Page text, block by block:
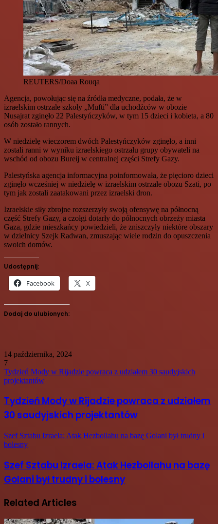
REUTERS/Doaa Rouqa
Agencja, powołując się na źródła medyczne, podała, że w
izraelskim ostrzale szkoły „Mufti” dla uchodźców w obozie
Nusajrat zginęło 22 Palestyńczyków, w tym 15 dzieci i kobieta, a 80
osób zostało rannych.
W niedzielę wieczorem dwóch Palestyńczyków zginęło, a inni
zostali ranni w wyniku izraelskiego ostrzału grupy obywateli na
wschód od obozu Bureij w centralnej części Strefy Gazy.
Palestyńska agencja informacyjna poinformowała, że pięcioro dzieci
zginęło wcześniej w niedzielę w izraelskim ostrzale obozu Szati, po
tym jak zostali zaatakowani przez izraelski dron.
Izraelskie siły zbrojne rozszerzyły swoją ofensywę na północną
część Strefy Gazy, a czołgi dotarły do północnych obrzeży miasta
Gaza, gdzie mieszkańcy powiedzieli, że zniszczyły niektóre obszary
w dzielnicy Szejk Radwan, zmuszając wiele rodzin do opuszczenia
swoich domów.
Udostępnij:
Facebook X
Dodaj do ulubionych:
14 października, 2024
7
Tydzień Mody w Rijadzie powraca z udziałem 30 saudyjskich
projektantów
Tydzień Mody w Rijadzie powraca z udziałem
30 saudyjskich projektantów
Szef Sztabu Izraela: Atak Hezbollahu na bazę Golani był trudny i
bolesny
Szef Sztabu Izraela: Atak Hezbollahu na bazę
Golani był trudny i bolesny
Related Articles